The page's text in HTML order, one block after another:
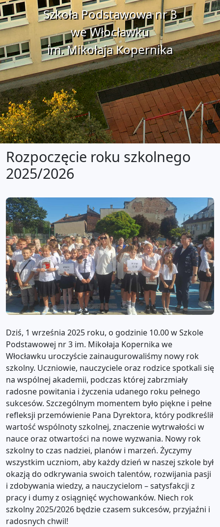
Szkoła Podstawowa nr 3
we Włocławku
im. Mikołaja Kopernika
Rozpoczęcie roku szkolnego
2025/2026
Dziś, 1 września 2025 roku, o godzinie 10.00 w Szkole
Podstawowej nr 3 im. Mikołaja Kopernika we
Włocławku uroczyście zainaugurowaliśmy nowy rok
szkolny. Uczniowie, nauczyciele oraz rodzice spotkali się
na wspólnej akademii, podczas której zabrzmiały
radosne powitania i życzenia udanego roku pełnego
sukcesów. Szczególnym momentem było piękne i pełne
refleksji przemówienie Pana Dyrektora, który podkreślił
wartość wspólnoty szkolnej, znaczenie wytrwałości w
nauce oraz otwartości na nowe wyzwania. Nowy rok
szkolny to czas nadziei, planów i marzeń. Życzymy
wszystkim uczniom, aby każdy dzień w naszej szkole był
okazją do odkrywania swoich talentów, rozwijania pasji
i zdobywania wiedzy, a nauczycielom – satysfakcji z
pracy i dumy z osiągnięć wychowanków. Niech rok
szkolny 2025/2026 będzie czasem sukcesów, przyjaźni i
radosnych chwil!